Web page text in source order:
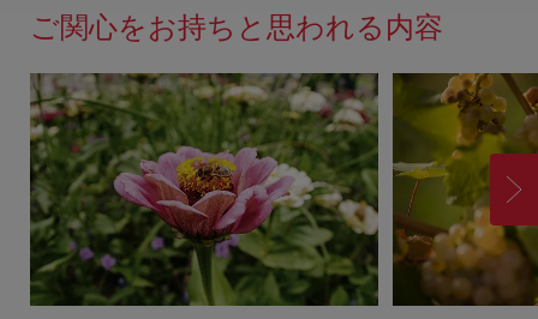
ド
ッ
ク
ご関心をお持ちと思われる内容
進
む